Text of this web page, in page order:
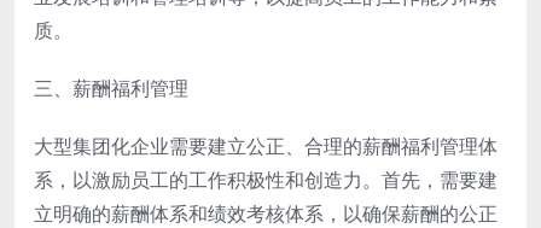
质。
三、薪酬福利管理
大型集团化企业需要建立公正、合理的薪酬福利管理体
系，以激励员工的工作积极性和创造力。首先，需要建
立明确的薪酬体系和绩效考核体系，以确保薪酬的公正